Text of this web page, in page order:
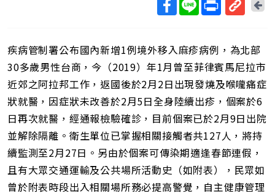
短
網
址
回
疾病管制署公布國內新增1例境外移入麻疹病例，為北部
30多歲男性台商，今（2019）年1月曾至菲律賓馬尼拉市
近郊之阿拉邦工作，返國後於2月2日出現發燒及喉嚨痛症
狀就醫，因症狀未改善於2月5日全身陸續出疹，個案於6
日再次就醫，經通報檢驗確診，目前個案已於2月9日出院
並解除隔離。衛生單位已掌握相關接觸者共127人，將持
續監測至2月27日。另由於個案可傳染期適逢春節連假，
且有大眾交通運輸及公共場所活動史（如附表），民眾如
曾於附表時段出入相關場所務必提高警覺，自主健康管理